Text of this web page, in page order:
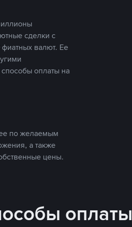
сделки с
валют. Ее
оплаты на
по желаемым
а также
цены.
оплаты